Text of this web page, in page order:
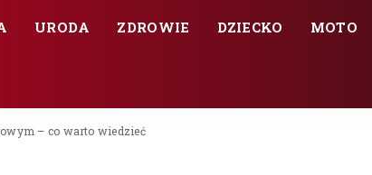
URODA ZDROWIE DZIECKO MOTO
– co warto wiedzieć